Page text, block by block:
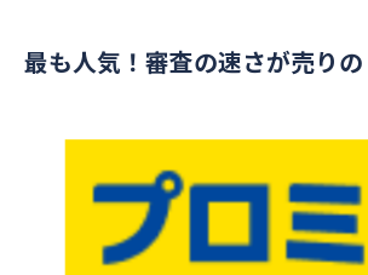
最も人気！審査の速さが売りの